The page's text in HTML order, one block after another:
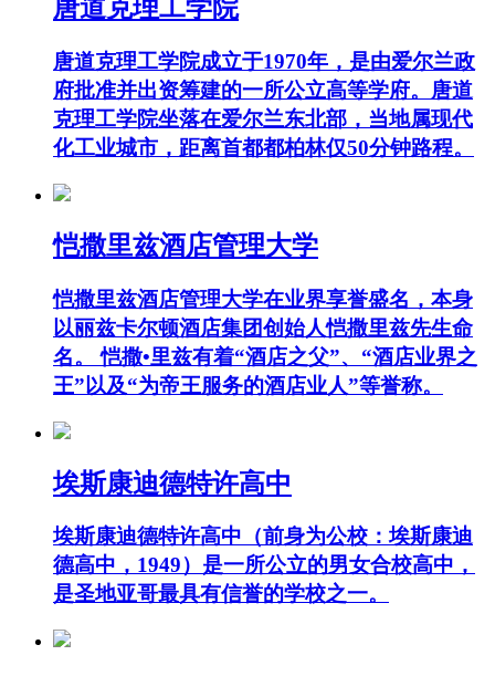
唐道克理工学院
唐道克理工学院成立于1970年，是由爱尔兰政
府批准并出资筹建的一所公立高等学府。唐道
克理工学院坐落在爱尔兰东北部，当地属现代
化工业城市，距离首都都柏林仅50分钟路程。
恺撒里兹酒店管理大学
恺撒里兹酒店管理大学在业界享誉盛名，本身
以丽兹卡尔顿酒店集团创始人恺撒里兹先生命
名。 恺撒•里兹有着“酒店之父”、“酒店业界之
王”以及“为帝王服务的酒店业人”等誉称。
埃斯康迪德特许高中
埃斯康迪德特许高中（前身为公校：埃斯康迪
德高中，1949）是一所公立的男女合校高中，
是圣地亚哥最具有信誉的学校之一。